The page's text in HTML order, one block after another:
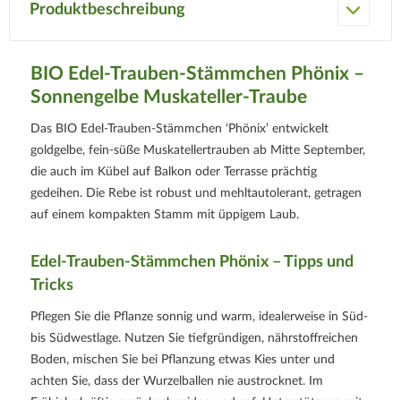
Produktbeschreibung
BIO Edel-Trauben-Stämmchen Phönix –
Sonnengelbe Muskateller-Traube
Das BIO Edel-Trauben-Stämmchen ‘Phönix’ entwickelt
goldgelbe, fein-süße Muskatellertrauben ab Mitte September,
die auch im Kübel auf Balkon oder Terrasse prächtig
gedeihen. Die Rebe ist robust und mehltautolerant, getragen
auf einem kompakten Stamm mit üppigem Laub.
Edel-Trauben-Stämmchen Phönix – Tipps und
Tricks
Pflegen Sie die Pflanze sonnig und warm, idealerweise in Süd-
bis Südwestlage. Nutzen Sie tiefgründigen, nährstoffreichen
Boden, mischen Sie bei Pflanzung etwas Kies unter und
achten Sie, dass der Wurzelballen nie austrocknet. Im